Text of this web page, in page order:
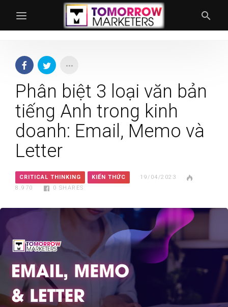
Phân biệt 3 loại văn bản
tiếng Anh trong kinh
doanh: Email, Memo và
Letter
CRITICAL THINKING KIẾN THỨC
19/04/2023
8.970
0 SHARES